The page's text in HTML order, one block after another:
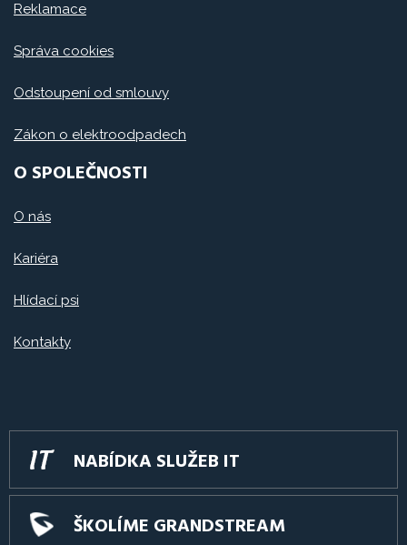
Reklamace
Správa cookies
Odstoupení od smlouvy
Zákon o elektroodpadech
O SPOLEČNOSTI
O nás
Kariéra
Hlídací psi
Kontakty
NABÍDKA SLUŽEB IT
ŠKOLÍME GRANDSTREAM